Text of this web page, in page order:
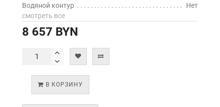
Водяной контур
Нет
смотреть все
8 657 BYN
В КОРЗИНУ